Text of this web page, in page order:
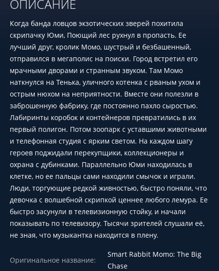
ОПИСАНИЕ
Когда банда ловцов экзотических зверей похитила
скрипачку Юми, Поющий лес рухнул в пропасть. Ее
лучший друг, кролик Момо, шустрый и безбашенный,
отправился в мегаполис на поиски. Город встретил его
мрачными дворами и странным звуком. Там Момо
наткнулся на Тенька, уличного котенка с рваным ухом и
острым нюхом на неприятности. Вместе они полезли в
заброшенную фабрику, где постоянно пахло сыростью.
Лабиринты коробок и контейнеров превратились в их
первый полигон. Потом зоопарк с уставшими животными
и телефонная студия с ярким светом. На каждом шагу
героев поджидали перекупщики, коллекционеры и
охрана с дубинками. Параллельно Юми находилась в
клетке, но ее пальцы сами находили смычок и играли.
Люди, торгующие редкой живностью, быстро поняли, что
девочка с волшебной скрипкой ценнее любого лемура. Ее
быстро засунули в телевизионную стойку, и начали
показывать по телевизору. Тысячи зрителей слушали её,
не зная, что музыкантка находится в плену.
Оригинальное название:
Smart Rabbit Momo: The Big
Chase